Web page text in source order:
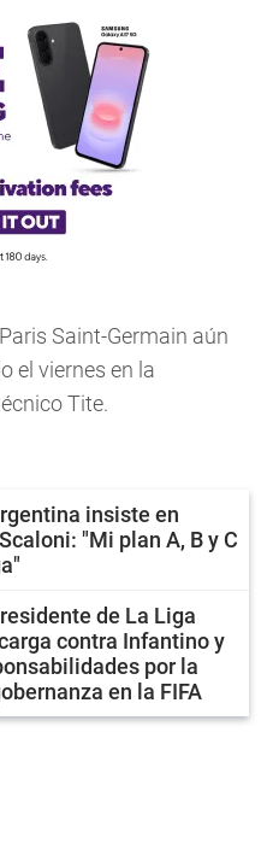
Saint-Germain aún
el viernes en la
Tite.
insiste en
"Mi plan A, B y C
de La Liga
contra Infantino y
por la
en la FIFA